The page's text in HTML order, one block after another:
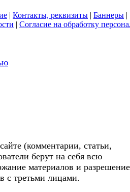
| Контакты, реквизиты | Баннеры |
| Согласие на обработку
(комментарии, статьи,
берут на себя всю
материалов и разрешение
с третьми лицами.